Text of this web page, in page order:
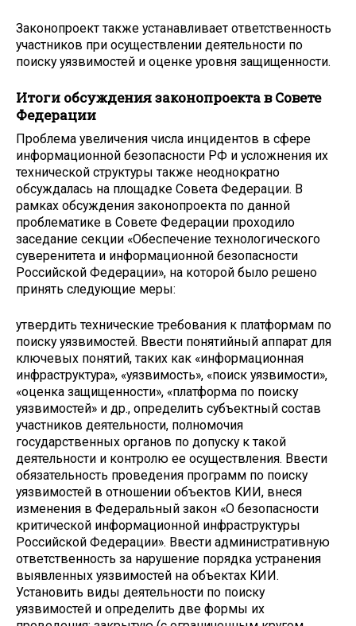
Законопроект также устанавливает ответственность
участников при осуществлении деятельности по
поиску уязвимостей и оценке уровня защищенности.
Итоги обсуждения законопроекта в Совете
Федерации
Проблема увеличения числа инцидентов в сфере
информационной безопасности РФ и усложнения их
технической структуры также неоднократно
обсуждалась на площадке Совета Федерации. В
рамках обсуждения законопроекта по данной
проблематике в Совете Федерации проходило
заседание секции «Обеспечение технологического
суверенитета и информационной безопасности
Российской Федерации», на которой было решено
принять следующие меры:
утвердить технические требования к платформам по
поиску уязвимостей. Ввести понятийный аппарат для
ключевых понятий, таких как «информационная
инфраструктура», «уязвимость», «поиск уязвимости»,
«оценка защищенности», «платформа по поиску
уязвимостей» и др., определить субъектный состав
участников деятельности, полномочия
государственных органов по допуску к такой
деятельности и контролю ее осуществления. Ввести
обязательность проведения программ по поиску
уязвимостей в отношении объектов КИИ, внеся
изменения в Федеральный закон «О безопасности
критической информационной инфраструктуры
Российской Федерации». Ввести административную
ответственность за нарушение порядка устранения
выявленных уязвимостей на объектах КИИ.
Установить виды деятельности по поиску
уязвимостей и определить две формы их